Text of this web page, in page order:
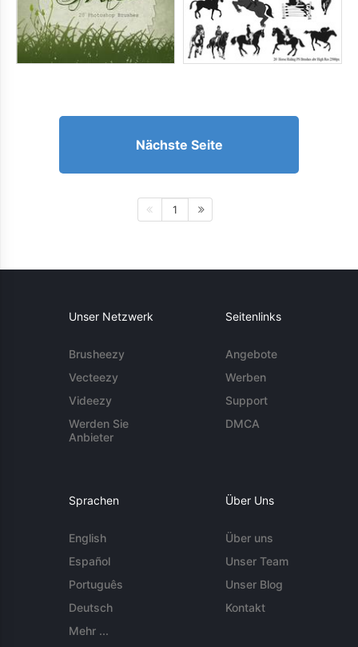
Nächste Seite
1
Unser Netzwerk
Brusheezy
Vecteezy
Videezy
Werden Sie
Anbieter
Seitenlinks
Angebote
Werben
Support
DMCA
Sprachen
English
Español
Português
Deutsch
Mehr ...
Über Uns
Über uns
Unser Team
Unser Blog
Kontakt